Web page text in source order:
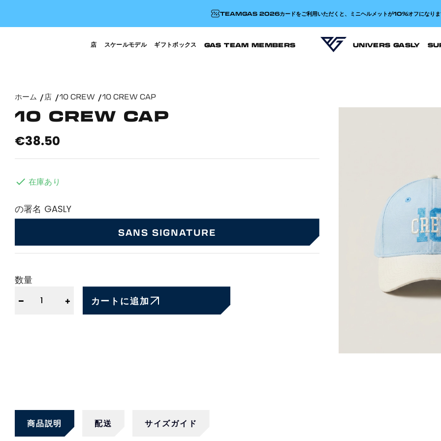
TEAMGAS 2026カードをご利用いただくと、ミニヘルメットが10%オフになりま
店 スケールモデル ギフトボックス GAS TEAM MEMBERS UNIVERS GASLY
ホーム 店 10 CREW 10 CREW CAP
10 CREW CAP
€38.50
 在庫あり
の署名 GASLY
SANS SIGNATURE
数量
− + カートに追加
商品説明 配送 サイズガイド